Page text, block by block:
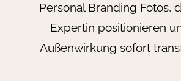
Personal Branding Fotos,
Expertin positionieren
Außenwirkung sofort